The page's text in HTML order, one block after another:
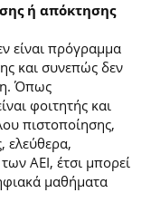
ή απόκτησης
είναι πρόγραμμα
και συνεπώς δεν
Όπως
φοιτητής και
πιστοποίησης,
ελεύθερα,
ΑΕΙ, έτσι μπορεί
μαθήματα